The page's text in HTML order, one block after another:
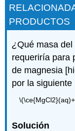
PRODUCTOS
¿Qué masa
requeriría para
de magnesia
por la siguiente
Solución